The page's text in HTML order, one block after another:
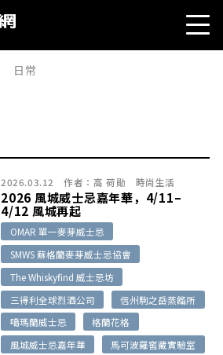
日常
2026.03.12 作者： 高 荷勛 時尚生活
2026 風城威士忌嘉年華，4/11–
4/12 風城再起
OMAR 單一麥芽威士忌
SMWS 蘇格蘭麥芽威士忌協會
The Whiskyfind 威士忌坊
三得利全球烈酒公司
信州駒之岳蒸餾所
噶瑪蘭威士忌
格蘭花格
風城威士忌嘉年華
馬可波羅窖藏實驗室